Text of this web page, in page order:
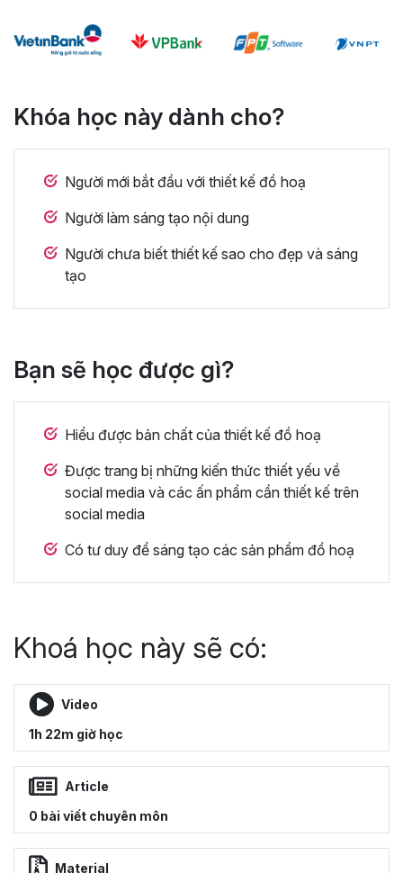
Khóa học này dành cho?
Người mới bắt đầu với thiết kế đồ hoạ
Người làm sáng tạo nội dung
Người chưa biết thiết kế sao cho đẹp và sáng
tạo
Bạn sẽ học được gì?
Hiểu được bản chất của thiết kế đồ hoạ
Được trang bị những kiến thức thiết yếu về
social media và các ấn phẩm cần thiết kế trên
social media
Có tư duy để sáng tạo các sản phẩm đồ hoạ
Khoá học này sẽ có:
Video
1h 22m giờ học
Article
0 bài viết chuyên môn
Material